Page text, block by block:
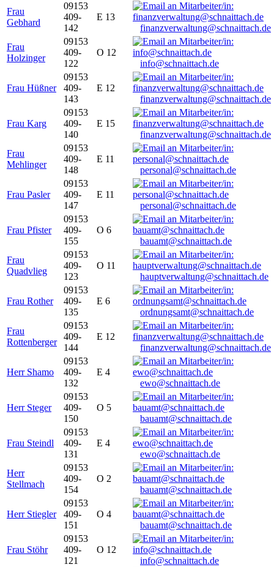
Frau
Gebhard
09153
409-
142
E 13
finanzverwaltung@schnaittach.de
Frau
Holzinger
09153
409-
122
O 12
info@schnaittach.de
Frau Hüßner
09153
409-
143
E 12
finanzverwaltung@schnaittach.de
Frau Karg
09153
409-
140
E 15
finanzverwaltung@schnaittach.de
Frau
Mehlinger
09153
409-
148
E 11
personal@schnaittach.de
Frau Pasler
09153
409-
147
E 11
personal@schnaittach.de
Frau Pfister
09153
409-
155
O 6
bauamt@schnaittach.de
Frau
Quadvlieg
09153
409-
123
O 11
hauptverwaltung@schnaittach.de
Frau Rother
09153
409-
135
E 6
ordnungsamt@schnaittach.de
Frau
Rottenberger
09153
409-
144
E 12
finanzverwaltung@schnaittach.de
Herr Shamo
09153
409-
132
E 4
ewo@schnaittach.de
Herr Steger
09153
409-
150
O 5
bauamt@schnaittach.de
Frau Steindl
09153
409-
131
E 4
ewo@schnaittach.de
Herr
Stellmach
09153
409-
154
O 2
bauamt@schnaittach.de
Herr Stiegler
09153
409-
151
O 4
bauamt@schnaittach.de
Frau Stöhr
09153
409-
121
O 12
info@schnaittach.de